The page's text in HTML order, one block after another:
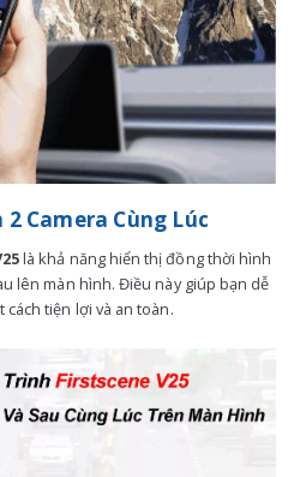
Camera Cùng Lúc
là khả năng hiển thị đồng thời hình
lên màn hình. Điều này giúp bạn dễ
tiện lợi và an toàn.